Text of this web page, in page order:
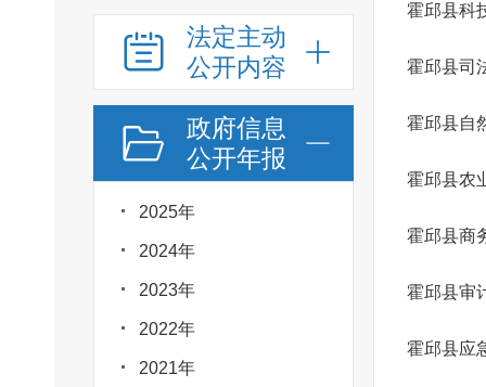
法定主动
公开内容
政府信息
公开年报
2025年
2024年
2023年
2022年
2021年
霍邱县科
霍邱县司
霍邱县自
霍邱县商
霍邱县审
霍邱县应